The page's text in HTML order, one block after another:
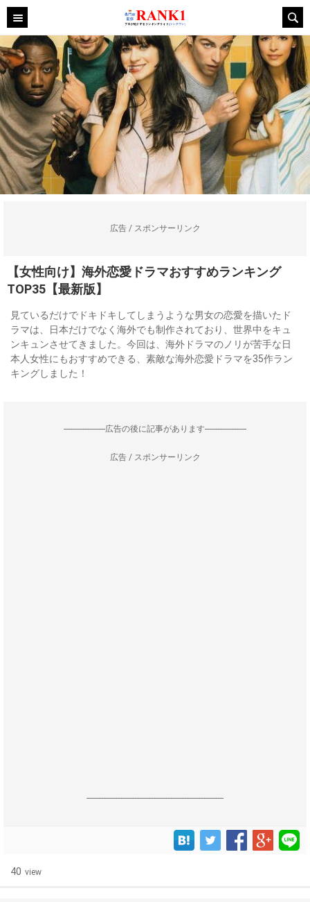
広告 / スポンサーリンク
【女性向け】海外恋愛ドラマおすすめランキング
TOP35【最新版】
見ているだけでドキドキしてしまうような男女の恋愛を描いたド
ラマは、日本だけでなく海外でも制作されており、世界中をキュ
ンキュンさせてきました。今回は、海外ドラマのノリが苦手な日
本人女性にもおすすめできる、素敵な海外恋愛ドラマを35作ラン
キングしました！
--------------------広告の後に記事があります--------------------
広告 / スポンサーリンク
------------------------------------------------------------------
40 view